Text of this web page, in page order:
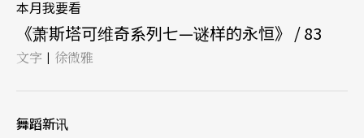
本月我要看
《萧斯塔可维奇系列七—谜样的永恒》 / 83
文字 | 徐微雅
舞蹈新讯